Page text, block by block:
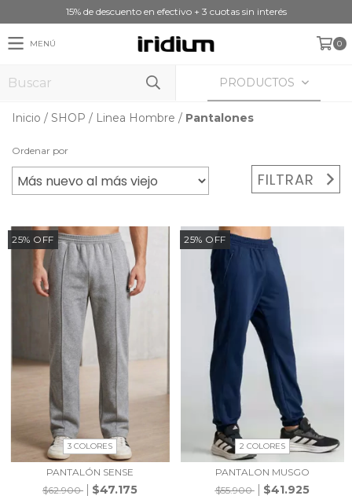
15% de descuento en efectivo + 3 cuotas sin interés
MENÚ 0
PRODUCTOS
Inicio / SHOP / Linea Hombre / Pantalones
Ordenar por
FILTRAR
25% OFF
3 COLORES
PANTALÓN SENSE
$62.900
$47.175
25% OFF
2 COLORES
PANTALON MUSGO
$55.900
$41.925